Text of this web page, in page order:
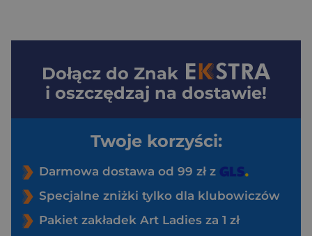
Dołącz do Znak
i oszczędzaj na dostawie!
Twoje korzyści:
Darmowa dostawa od 99 zł z
Specjalne zniżki tylko dla klubowiczów
Pakiet zakładek Art Ladies za 1 zł